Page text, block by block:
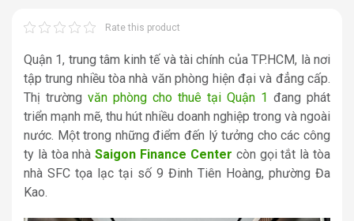
Rate this product
Quận 1, trung tâm kinh tế và tài chính của TP.HCM, là nơi
tập trung nhiều tòa nhà văn phòng hiện đại và đẳng cấp.
Thị trường văn phòng cho thuê tại Quận 1 đang phát
triển mạnh mẽ, thu hút nhiều doanh nghiệp trong và ngoài
nước. Một trong những điểm đến lý tưởng cho các công
ty là tòa nhàSaigon Finance Center còn gọi tắt là tòa
nhà SFC tọa lạc tại số 9 Đinh Tiên Hoàng, phường Đa
Kao.